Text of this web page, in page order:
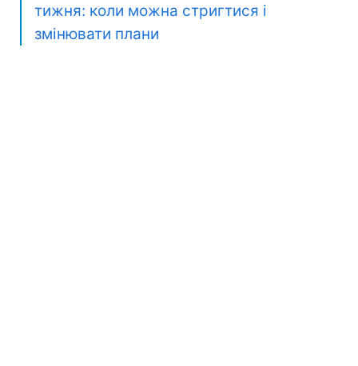
тижня: коли можна стригтися і
змінювати плани